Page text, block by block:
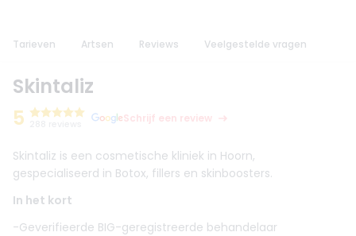
Tarieven Artsen Reviews Veelgestelde vragen
Skintaliz
5
Schrijf een review
Skintaliz is een cosmetische kliniek in Hoorn,
gespecialiseerd in Botox, fillers en skinboosters.
In het kort
-Geverifieerde BIG-geregistreerde behandelaar